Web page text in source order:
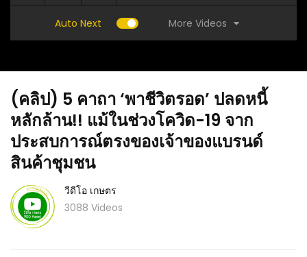
Auto Next More Videos
ก ปลูก
(คลิป) แม่กาหลง ด้วยรักผักของแม่ มหาอำนาจ
บ้านนา : วีดีโอ เกษตร
(คลิป) 5 คาถา ‘พาชีวิตรอด’ ปลดหนี้
หลักล้าน!! แม้ในช่วงโควิด-19 จาก
ประสบการณ์ตรงของเจ้าของแบรนด์
สินค้าชุมชน
วีดีโอ เกษตร
3088 Videos